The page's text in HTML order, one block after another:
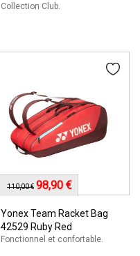
Collection Club.
Yonex Team Racket Bag
42529 Ruby Red
Fonctionnel et confortable.
110,00 € 98,90 €